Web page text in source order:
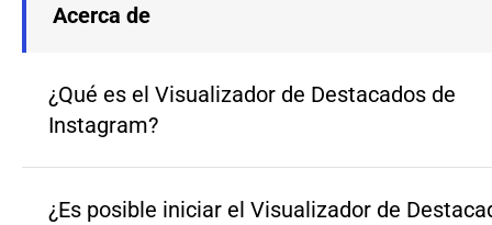
Acerca de
¿Qué es el Visualizador de Destacados de
Instagram?
¿Es posible iniciar el Visualizador de